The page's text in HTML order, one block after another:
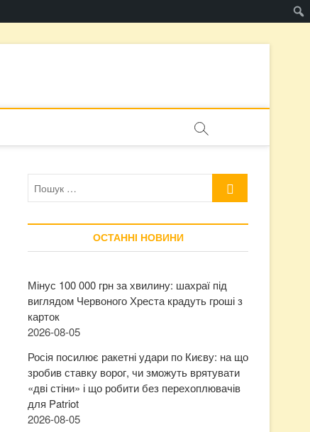
ОСТАННІ НОВИНИ
Мінус 100 000 грн за хвилину: шахраї під
виглядом Червоного Хреста крадуть гроші з
карток
2026-08-05
Росія посилює ракетні удари по Києву: на що
зробив ставку ворог, чи зможуть врятувати
«дві стіни» і що робити без перехоплювачів
для Patriot
2026-08-05